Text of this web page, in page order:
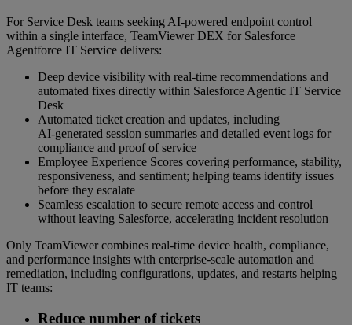
For Service Desk teams seeking AI‑powered endpoint control
within a single interface, TeamViewer DEX for Salesforce
Agentforce IT Service delivers:
Deep device visibility with real‑time recommendations and
automated fixes directly within Salesforce Agentic IT Service
Desk
Automated ticket creation and updates, including
AI‑generated session summaries and detailed event logs for
compliance and proof of service
Employee Experience Scores covering performance, stability,
responsiveness, and sentiment; helping teams identify issues
before they escalate
Seamless escalation to secure remote access and control
without leaving Salesforce, accelerating incident resolution
Only TeamViewer combines real‑time device health, compliance,
and performance insights with enterprise‑scale automation and
remediation, including configurations, updates, and restarts helping
IT teams:
Reduce number of tickets